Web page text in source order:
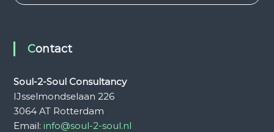
Contact
Soul-2-Soul Consultancy
IJsselmondselaan 226
3064 AT Rotterdam
Email: info@soul-2-soul.nl